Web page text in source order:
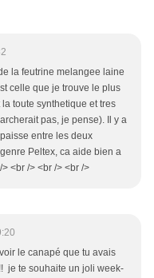
la feutrine melangee laine
celle que je trouve le plus
toute synthetique et tres
pas, je pense). Il y a
entre les deux
Peltex, ca aide bien a
<br /> <br /> <br />
le canapé que tu avais
je te souhaite un joli week-